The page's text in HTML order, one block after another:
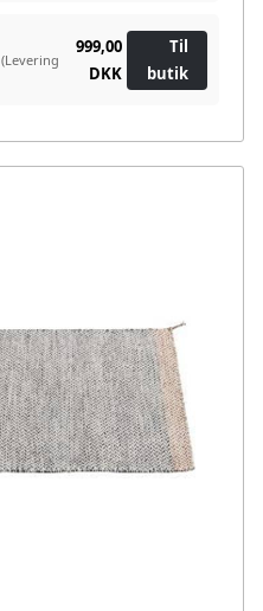
(Levering
999,00
DKK
Til
butik